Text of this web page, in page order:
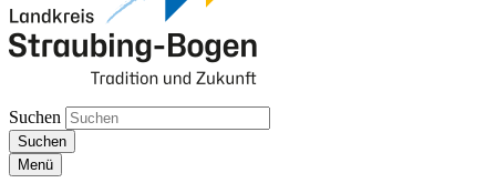
Suchen
Suchen
Menü